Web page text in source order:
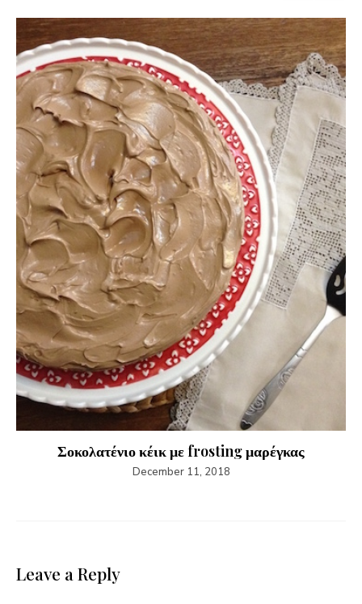
Σοκολατένιο κέικ με frosting μαρέγκας
December 11, 2018
Leave a Reply